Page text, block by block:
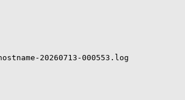
20260713-000553.log